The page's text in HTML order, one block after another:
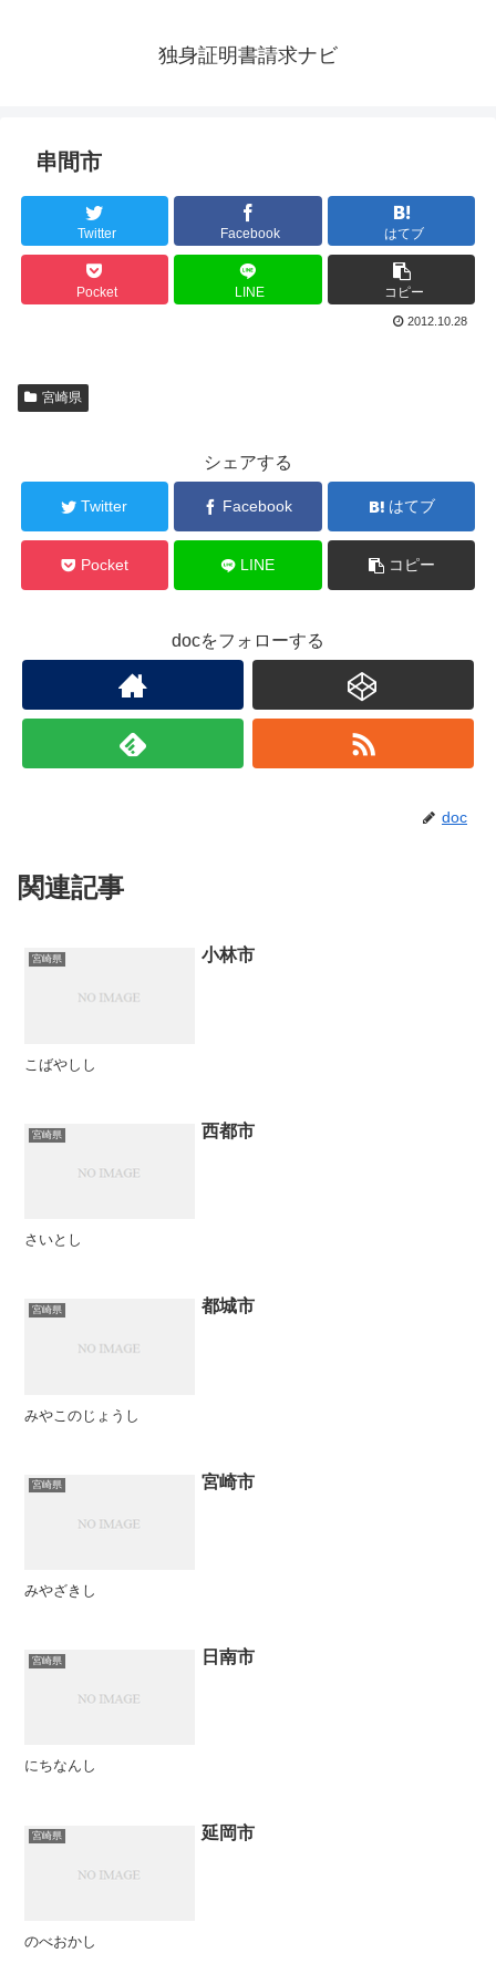
独身証明書請求ナビ
串間市
Twitter Facebook はてブ
Pocket LINE コピー
2012.10.28
宮崎県
シェアする
Twitter Facebook はてブ
Pocket LINE コピー
docをフォローする
doc
関連記事
宮崎県 小林市
こばやしし
宮崎県 西都市
さいとし
宮崎県 都城市
みやこのじょうし
宮崎県 宮崎市
みやざきし
宮崎県 日南市
にちなんし
宮崎県 延岡市
のべおかし